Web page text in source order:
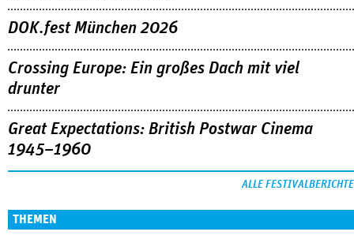
DOK.fest München 2026
Crossing Europe: Ein großes Dach mit viel
drunter
Great Expectations: British Postwar Cinema
1945–1960
ALLE FESTIVALBERICHTE
THEMEN